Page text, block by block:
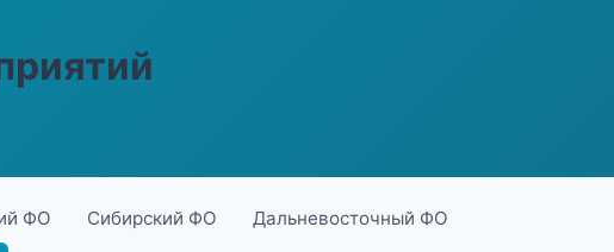
ФО Сибирский ФО Дальневосточный ФО